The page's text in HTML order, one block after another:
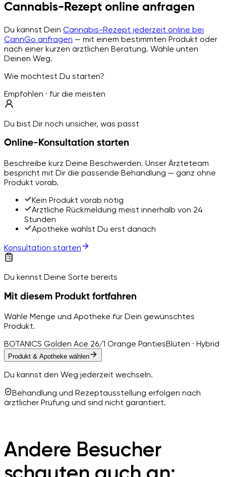
Cannabis-Rezept online anfragen
Du kannst Dein Cannabis-Rezept jederzeit online bei
CannGo anfragen — mit einem bestimmten Produkt oder
nach einer kurzen ärztlichen Beratung. Wähle unten
Deinen Weg.
Wie möchtest Du starten?
Empfohlen · für die meisten
Du bist Dir noch unsicher, was passt
Online-Konsultation starten
Beschreibe kurz Deine Beschwerden. Unser Ärzteteam
bespricht mit Dir die passende Behandlung — ganz ohne
Produkt vorab.
Kein Produkt vorab nötig
Ärztliche Rückmeldung meist innerhalb von 24
Stunden
Apotheke wählst Du erst danach
Konsultation starten
Du kennst Deine Sorte bereits
Mit diesem Produkt fortfahren
Wähle Menge und Apotheke für Dein gewünschtes
Produkt.
BOTANICS Golden Ace 26/1 Orange PantiesBlüten · Hybrid
Produkt & Apotheke wählen
Du kannst den Weg jederzeit wechseln.
Behandlung und Rezeptausstellung erfolgen nach
ärztlicher Prüfung und sind nicht garantiert.
Andere Besucher